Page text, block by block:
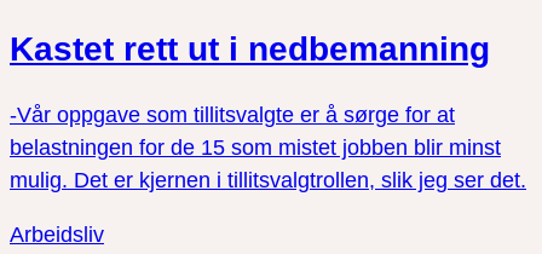
Kastet rett ut i nedbemanning
-Vår oppgave som tillitsvalgte er å sørge for at
belastningen for de 15 som mistet jobben blir minst
mulig. Det er kjernen i tillitsvalgtrollen, slik jeg ser det.
Arbeidsliv